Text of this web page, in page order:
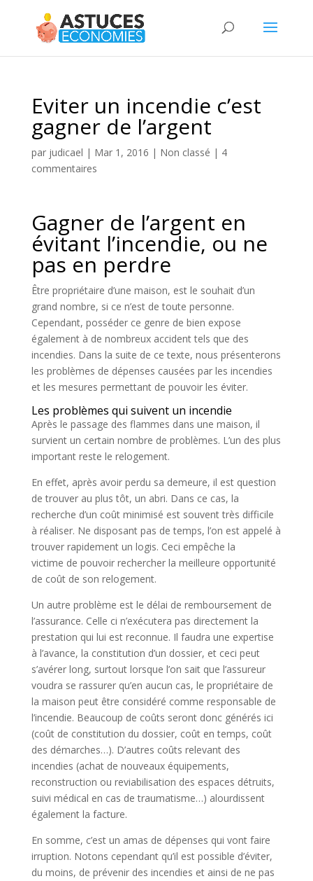
Eviter un incendie c’est
gagner de l’argent
par judicael | Mar 1, 2016 | Non classé | 4
commentaires
Gagner de l’argent en
évitant l’incendie, ou ne
pas en perdre
Être propriétaire d’une maison, est le souhait d’un
grand nombre, si ce n’est de toute personne.
Cependant, posséder ce genre de bien expose
également à de nombreux accident tels que des
incendies. Dans la suite de ce texte, nous présenterons
les problèmes de dépenses causées par les incendies
et les mesures permettant de pouvoir les éviter.
Les problèmes qui suivent un incendie
Après le passage des flammes dans une maison, il
survient un certain nombre de problèmes. L’un des plus
important reste le relogement.
En effet, après avoir perdu sa demeure, il est question
de trouver au plus tôt, un abri. Dans ce cas, la
recherche d’un coût minimisé est souvent très difficile
à réaliser. Ne disposant pas de temps, l’on est appelé à
trouver rapidement un logis. Ceci empêche la
victime de pouvoir rechercher la meilleure opportunité
de coût de son relogement.
Un autre problème est le délai de remboursement de
l’assurance. Celle ci n’exécutera pas directement la
prestation qui lui est reconnue. Il faudra une expertise
à l’avance, la constitution d’un dossier, et ceci peut
s’avérer long, surtout lorsque l’on sait que l’assureur
voudra se rassurer qu’en aucun cas, le propriétaire de
la maison peut être considéré comme responsable de
l’incendie. Beaucoup de coûts seront donc générés ici
(coût de constitution du dossier, coût en temps, coût
des démarches…). D’autres coûts relevant des
incendies (achat de nouveaux équipements,
reconstruction ou reviabilisation des espaces détruits,
suivi médical en cas de traumatisme…) alourdissent
également la facture.
En somme, c’est un amas de dépenses qui vont faire
irruption. Notons cependant qu’il est possible d’éviter,
du moins, de prévenir des incendies et ainsi de ne pas